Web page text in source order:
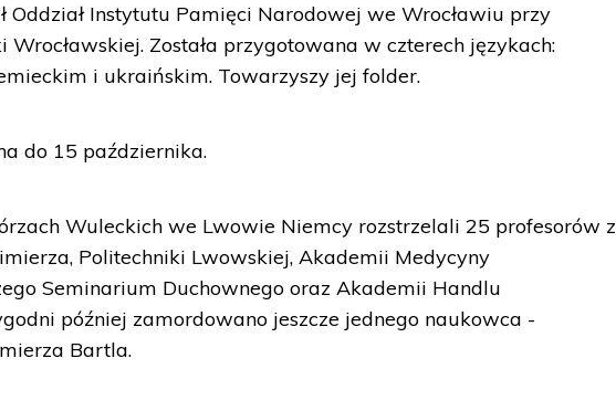
Oddział Instytutu Pamięci Narodowej we Wrocławiu przy
Wrocławskiej. Została przygotowana w czterech językach:
i ukraińskim. Towarzyszy jej folder.
do 15 października.
Wuleckich we Lwowie Niemcy rozstrzelali 25 profesorów z
Politechniki Lwowskiej, Akademii Medycyny
Seminarium Duchownego oraz Akademii Handlu
później zamordowano jeszcze jednego naukowca -
Bartla.